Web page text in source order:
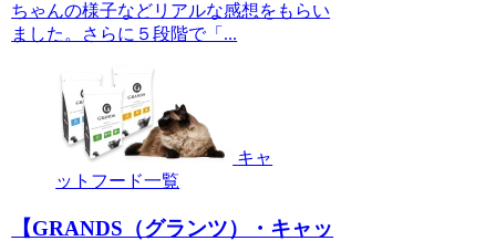
ちゃんの様子などリアルな感想をもらい
ました。さらに５段階で「...
キャ
ットフード一覧
【GRANDS（グランツ）・キャッ